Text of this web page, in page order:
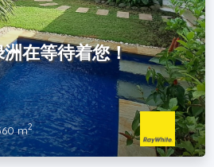
在等待着您！
m2